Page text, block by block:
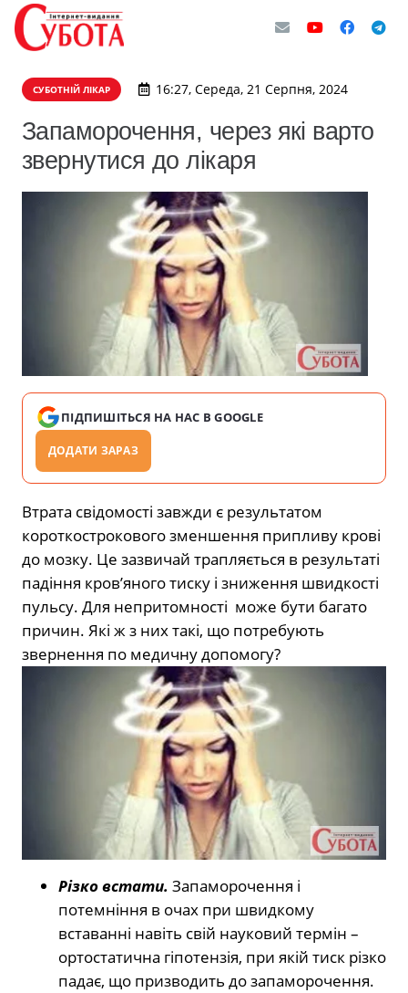
СУБОТНІЙ ЛІКАР 16:27, Середа, 21 Серпня, 2024
Запаморочення, через які варто
звернутися до лікаря
ПІДПИШІТЬСЯ НА НАС В GOOGLE
ДОДАТИ ЗАРАЗ
Втрата свідомості завжди є результатом
короткострокового зменшення припливу крові
до мозку. Це зазвичай трапляється в результаті
падіння кров’яного тиску і зниження швидкості
пульсу. Для непритомності може бути багато
причин. Які ж з них такі, що потребують
звернення по медичну допомогу?
Різко встати. Запаморочення і
потемніння в очах при швидкому
вставанні навіть свій науковий термін –
ортостатична гіпотензія, при якій тиск різко
падає, що призводить до запаморочення.